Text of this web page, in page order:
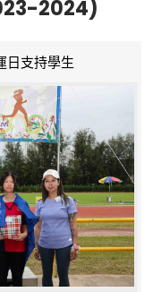
2024)
日支持學生